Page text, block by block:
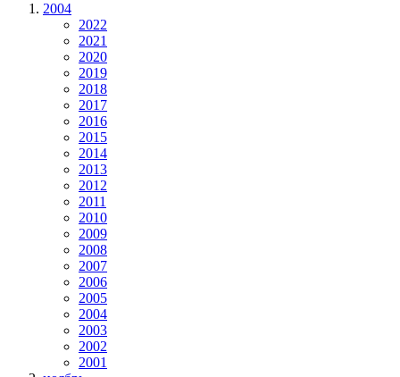
2004
2022
2021
2020
2019
2018
2017
2016
2015
2014
2013
2012
2011
2010
2009
2008
2007
2006
2005
2004
2003
2002
2001